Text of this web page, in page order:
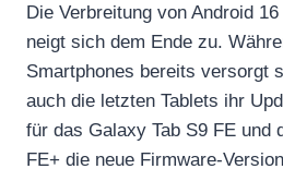
Die Verbreitung von Android
neigt sich dem Ende zu.
Smartphones bereits versorgt
auch die letzten Tablets ihr
für das Galaxy Tab S9 FE und
FE+ die neue Firmware-